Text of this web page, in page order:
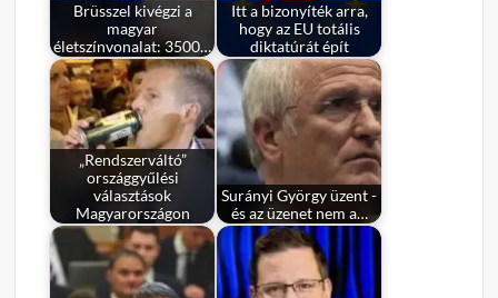
Brüsszel kivégzi a
magyar
életszínvonalat: 3500…
Itt a bizonyíték arra,
hogy az EU totális
diktatúrát épít
„Rendszerváltó”
országgyűlési
választások
Magyarországon
Surányi György üzent -
és az üzenet nem a…